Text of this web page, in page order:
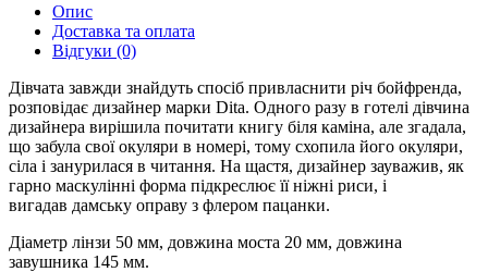
Опис
Доставка та оплата
Відгуки (0)
Дівчата завжди знайдуть спосіб привласнити річ бойфренда,
розповідає дизайнер марки Dita. Одного разу в готелі дівчина
дизайнера вирішила почитати книгу біля каміна, але згадала,
що забула свої окуляри в номері, тому схопила його окуляри,
сіла і занурилася в читання. На щастя, дизайнер зауважив, як
гарно маскулінні форма підкреслює її ніжні риси, і
вигадав дамську оправу з флером пацанки.
Діаметр лінзи 50 мм, довжина моста 20 мм, довжина
завушника 145 мм.